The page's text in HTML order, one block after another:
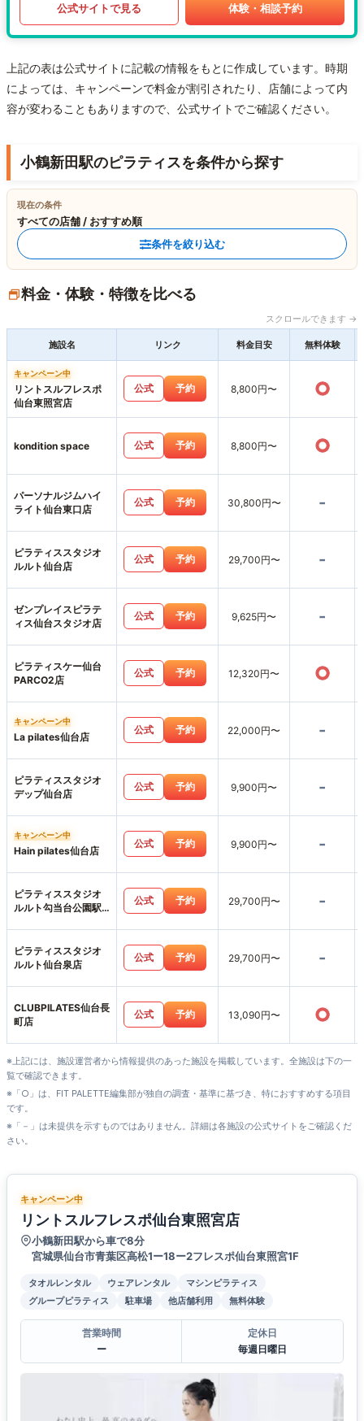
公式サイトで見る 体験・相談予約
上記の表は公式サイトに記載の情報をもとに作成しています。時期
によっては、キャンペーンで料金が割引されたり、店舗によって内
容が変わることもありますので、公式サイトでご確認ください。
小鶴新田駅のピラティスを条件から探す
現在の条件
すべての店舗 / おすすめ順
条件を絞り込む
料金・体験・特徴を比べる
スクロールできます →
施設名 リンク 料金目安 無料体験
キャンペーン中
リントスルフレスポ
仙台東照宮店
公式 予約 8,800円〜 ○
kondition space 公式 予約 8,800円〜 ○
パーソナルジムハイ
ライト仙台東口店
公式 予約 30,800円〜 -
ピラティススタジオ
ルルト仙台店
公式 予約 29,700円〜 -
ゼンプレイスピラテ
ィス仙台スタジオ店
公式 予約 9,625円〜 -
ピラティスケー仙台
PARCO2店
公式 予約 12,320円〜 ○
キャンペーン中
La pilates仙台店
公式 予約 22,000円〜 -
ピラティススタジオ
デップ仙台店
公式 予約 9,900円〜 -
キャンペーン中
Hain pilates仙台店
公式 予約 9,900円〜 -
ピラティススタジオ
ルルト勾当台公園駅
公式 予約 29,700円〜 -
ピラティススタジオ
ルルト仙台泉店
公式 予約 29,700円〜 -
CLUBPILATES仙台長
町店
公式 予約 13,090円〜 ○
※上記には、施設運営者から情報提供のあった施設を掲載しています。全施設は下の一
覧で確認できます。
※「○」は、FIT PALETTE編集部が独自の調査・基準に基づき、特におすすめする項目
です。
※「－」は未提供を示すものではありません。詳細は各施設の公式サイトをご確認くだ
さい。
キャンペーン中
リントスルフレスポ仙台東照宮店
小鶴新田駅から車で8分
宮城県仙台市青葉区高松1ー18ー2フレスポ仙台東照宮1F
タオルレンタル ウェアレンタル
マシンピラティス
グループピラティス
駐車場 他店舗利用 無料体験
営業時間
ー
定休日
毎週日曜日